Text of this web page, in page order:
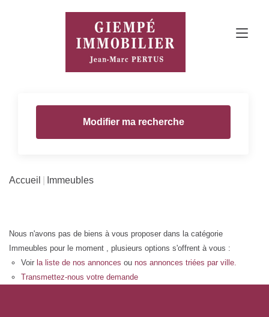
Modifier ma recherche
Accueil Immeubles
Nous n'avons pas de biens à vous proposer dans la catégorie
Immeubles pour le moment , plusieurs options s'offrent à vous :
Voir la liste de nos annonces ou nos annonces triées par ville.
Transmettez-nous votre demande